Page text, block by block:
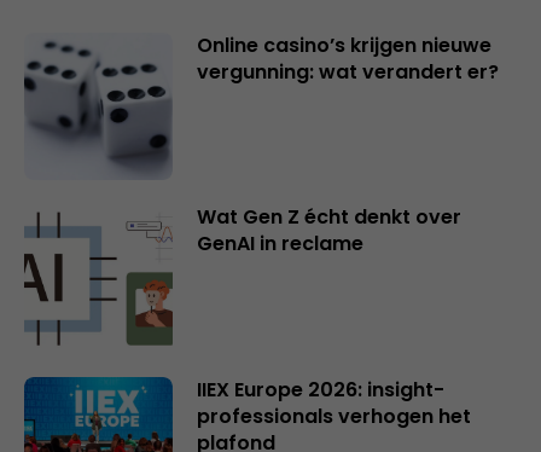
Online casino’s krijgen nieuwe
vergunning: wat verandert er?
Wat Gen Z écht denkt over
GenAI in reclame
IIEX Europe 2026: insight-
professionals verhogen het
plafond